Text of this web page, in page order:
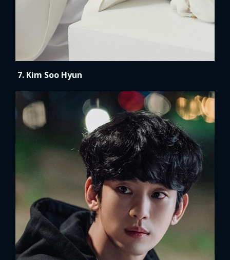
FACEBOOK
7. Kim Soo Hyun